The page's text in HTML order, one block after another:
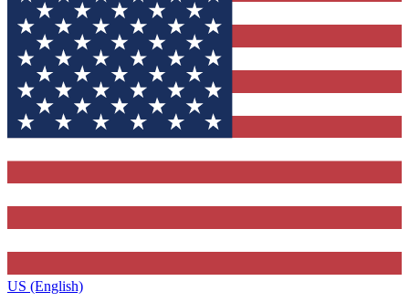
US (English)